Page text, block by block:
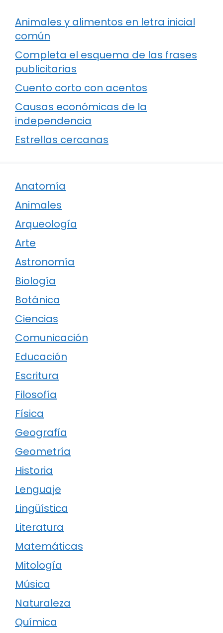
Animales y alimentos en letra inicial
común
Completa el esquema de las frases
publicitarias
Cuento corto con acentos
Causas económicas de la
independencia
Estrellas cercanas
Anatomía
Animales
Arqueología
Arte
Astronomía
Biología
Botánica
Ciencias
Comunicación
Educación
Escritura
Filosofía
Física
Geografía
Geometría
Historia
Lenguaje
Lingüística
Literatura
Matemáticas
Mitología
Música
Naturaleza
Química